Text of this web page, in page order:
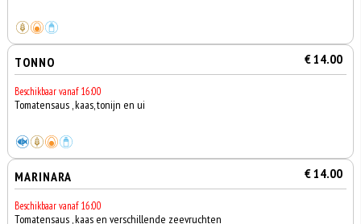
TONNO € 14.00
Beschikbaar vanaf 16:00
Tomatensaus , kaas, tonijn en ui
MARINARA € 14.00
Beschikbaar vanaf 16:00
Tomatensaus , kaas en verschillende zeevruchten